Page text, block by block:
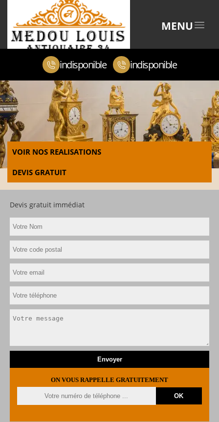
MENU
indisponible indisponible
VOIR NOS REALISATIONS
DEVIS GRATUIT
Devis gratuit immédiat
ON VOUS RAPPELLE GRATUITEMENT